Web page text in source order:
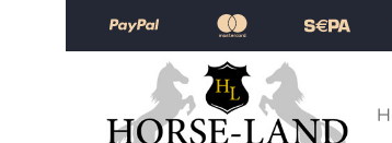
Zum Hauptinhalt springen
Zur Hauptnavigation springen